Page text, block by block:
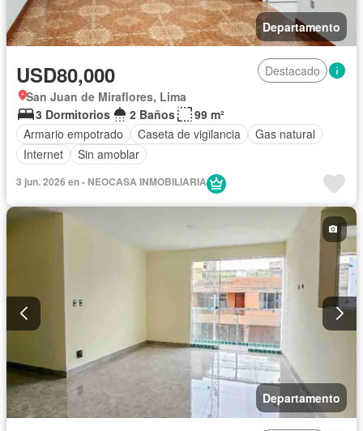
Departamento
USD80,000
Destacado
San Juan de Miraflores, Lima
3 Dormitorios
2 Baños
99 m²
Armario empotrado
Caseta de vigilancia
Gas natural
Internet
Sin amoblar
3 jun. 2026 en - NEOCASA INMOBILIARIA
Departamento